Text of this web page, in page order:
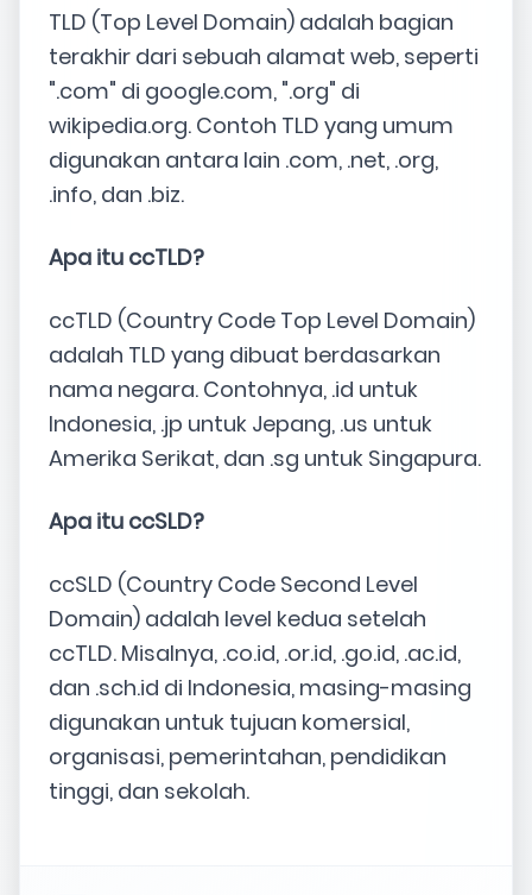
TLD (Top Level Domain) adalah bagian
terakhir dari sebuah alamat web, seperti
".com" di google.com, ".org" di
wikipedia.org. Contoh TLD yang umum
digunakan antara lain .com, .net, .org,
.info, dan .biz.
Apa itu ccTLD?
ccTLD (Country Code Top Level Domain)
adalah TLD yang dibuat berdasarkan
nama negara. Contohnya, .id untuk
Indonesia, .jp untuk Jepang, .us untuk
Amerika Serikat, dan .sg untuk Singapura.
Apa itu ccSLD?
ccSLD (Country Code Second Level
Domain) adalah level kedua setelah
ccTLD. Misalnya, .co.id, .or.id, .go.id, .ac.id,
dan .sch.id di Indonesia, masing-masing
digunakan untuk tujuan komersial,
organisasi, pemerintahan, pendidikan
tinggi, dan sekolah.